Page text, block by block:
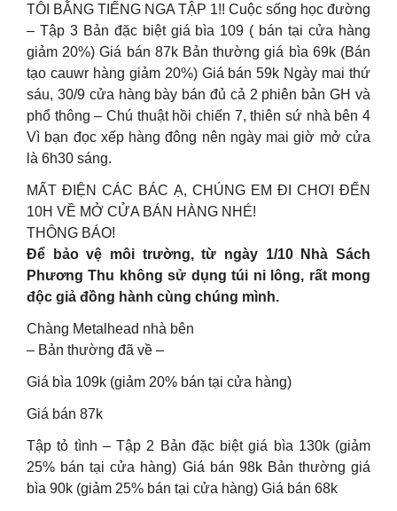
TÔI BẰNG TIẾNG NGA TẬP 1!! Cuộc sống học đường
– Tập 3 Bản đặc biệt giá bìa 109 ( bán tại cửa hàng
giảm 20%) Giá bán 87k Bản thường giá bìa 69k (Bán
tạo cauwr hàng giảm 20%) Giá bán 59k Ngày mai thứ
sáu, 30/9 cửa hàng bày bán đủ cả 2 phiên bản GH và
phổ thông – Chú thuật hồi chiến 7, thiên sứ nhà bên 4
Vì bạn đọc xếp hàng đông nên ngày mai giờ mở cửa
là 6h30 sáng.
MẤT ĐIỆN CÁC BÁC Ạ, CHÚNG EM ĐI CHƠI ĐẾN
10H VỀ MỞ CỬA BÁN HÀNG NHÉ!
THÔNG BÁO!
Để bảo vệ môi trường, từ ngày 1/10 Nhà Sách
Phương Thu không sử dụng túi ni lông, rất mong
độc giả đồng hành cùng chúng mình.
Chàng Metalhead nhà bên
– Bản thường đã về –
Giá bìa 109k (giảm 20% bán tại cửa hàng)
Giá bán 87k
Tập tỏ tình – Tập 2 Bản đặc biệt giá bìa 130k (giảm
25% bán tại cửa hàng) Giá bán 98k Bản thường giá
bìa 90k (giảm 25% bán tại cửa hàng) Giá bán 68k